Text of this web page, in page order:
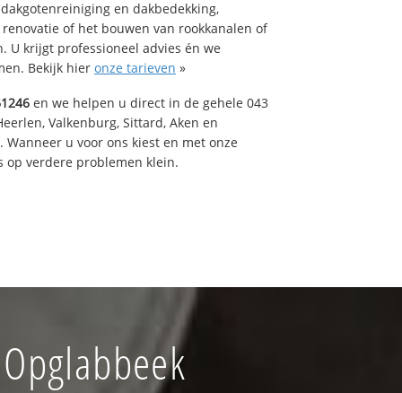
en dakbedekking,
of het bouwen van rookkanalen of
U krijgt professioneel advies én we
Bekijk hier onze tarieven »
en we helpen u direct in de gehele 043
Valkenburg, Sittard, Aken en
u voor ons kiest en met onze
op verdere problemen klein.